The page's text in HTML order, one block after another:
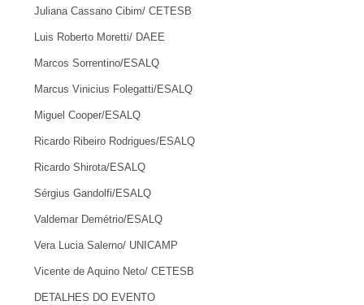
Juliana Cassano Cibim/ CETESB
Luis Roberto Moretti/ DAEE
Marcos Sorrentino/ESALQ
Marcus Vinicius Folegatti/ESALQ
Miguel Cooper/ESALQ
Ricardo Ribeiro Rodrigues/ESALQ
Ricardo Shirota/ESALQ
Sérgius Gandolfi/ESALQ
Valdemar Demétrio/ESALQ
Vera Lucia Salerno/ UNICAMP
Vicente de Aquino Neto/ CETESB
DETALHES DO EVENTO